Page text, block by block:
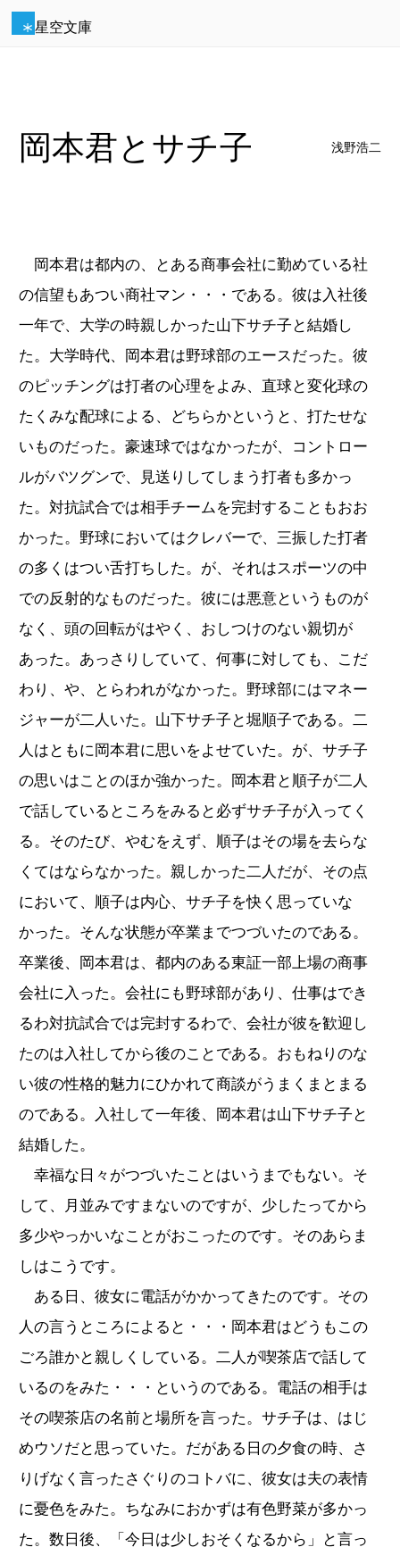
星空文庫
岡本君とサチ子 浅野浩二
岡本君は都内の、とある商事会社に勤めている社
の信望もあつい商社マン・・・である。彼は入社後
一年で、大学の時親しかった山下サチ子と結婚し
た。大学時代、岡本君は野球部のエースだった。彼
のピッチングは打者の心理をよみ、直球と変化球の
たくみな配球による、どちらかというと、打たせな
いものだった。豪速球ではなかったが、コントロー
ルがバツグンで、見送りしてしまう打者も多かっ
た。対抗試合では相手チームを完封することもおお
かった。野球においてはクレバーで、三振した打者
の多くはつい舌打ちした。が、それはスポーツの中
での反射的なものだった。彼には悪意というものが
なく、頭の回転がはやく、おしつけのない親切が
あった。あっさりしていて、何事に対しても、こだ
わり、や、とらわれがなかった。野球部にはマネー
ジャーが二人いた。山下サチ子と堀順子である。二
人はともに岡本君に思いをよせていた。が、サチ子
の思いはことのほか強かった。岡本君と順子が二人
で話しているところをみると必ずサチ子が入ってく
る。そのたび、やむをえず、順子はその場を去らな
くてはならなかった。親しかった二人だが、その点
において、順子は内心、サチ子を快く思っていな
かった。そんな状態が卒業までつづいたのである。
卒業後、岡本君は、都内のある東証一部上場の商事
会社に入った。会社にも野球部があり、仕事はでき
るわ対抗試合では完封するわで、会社が彼を歓迎し
たのは入社してから後のことである。おもねりのな
い彼の性格的魅力にひかれて商談がうまくまとまる
のである。入社して一年後、岡本君は山下サチ子と
結婚した。
幸福な日々がつづいたことはいうまでもない。そ
して、月並みですまないのですが、少したってから
多少やっかいなことがおこったのです。そのあらま
しはこうです。
ある日、彼女に電話がかかってきたのです。その
人の言うところによると・・・岡本君はどうもこの
ごろ誰かと親しくしている。二人が喫茶店で話して
いるのをみた・・・というのである。電話の相手は
その喫茶店の名前と場所を言った。サチ子は、はじ
めウソだと思っていた。だがある日の夕食の時、さ
りげなく言ったさぐりのコトバに、彼女は夫の表情
に憂色をみた。ちなみにおかずは有色野菜が多かっ
た。数日後、「今日は少しおそくなるから」と言っ